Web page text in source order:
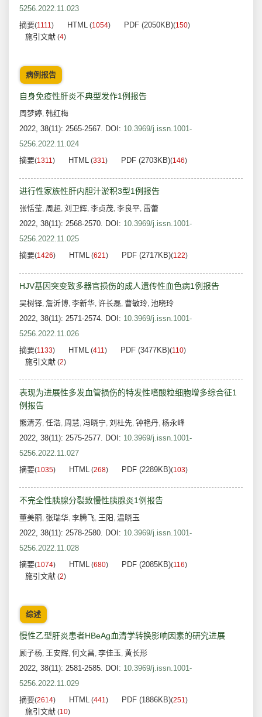
5256.2022.11.023
摘要(1111) HTML (1054) PDF (2050KB)(150)
施引文献 (4)
病例报告
自身免疫性肝炎不典型发作1例报告
周梦婷, 韩红梅
2022, 38(11): 2565-2567. DOI: 10.3969/j.issn.1001-
5256.2022.11.024
摘要(1311) HTML (331) PDF (2703KB)(146)
进行性家族性肝内胆汁淤积3型1例报告
张恬莹, 周超, 刘卫辉, 李贞茂, 李良平, 雷蕾
2022, 38(11): 2568-2570. DOI: 10.3969/j.issn.1001-
5256.2022.11.025
摘要(1426) HTML (621) PDF (2717KB)(122)
HJV基因突变致多器官损伤的成人遗传性血色病1例报告
吴树铎, 詹沂博, 李新华, 许长磊, 曹敏玲, 池晓玲
2022, 38(11): 2571-2574. DOI: 10.3969/j.issn.1001-
5256.2022.11.026
摘要(1133) HTML (411) PDF (3477KB)(110)
施引文献 (2)
表现为进展性多发血管损伤的特发性嗜酸粒细胞增多综合征1
例报告
熊清芳, 任浩, 周慧, 冯晓宁, 刘杜先, 钟艳丹, 杨永峰
2022, 38(11): 2575-2577. DOI: 10.3969/j.issn.1001-
5256.2022.11.027
摘要(1035) HTML (268) PDF (2289KB)(103)
不完全性胰腺分裂致慢性胰腺炎1例报告
董美丽, 张瑞华, 李腾飞, 王阳 , 温晓玉
2022, 38(11): 2578-2580. DOI: 10.3969/j.issn.1001-
5256.2022.11.028
摘要(1074) HTML (680) PDF (2085KB)(116)
施引文献 (2)
综述
慢性乙型肝炎患者HBeAg血清学转换影响因素的研究进展
顾子杨, 王安辉, 何文昌, 李佳玉, 黄长形
2022, 38(11): 2581-2585. DOI: 10.3969/j.issn.1001-
5256.2022.11.029
摘要(2614) HTML (441) PDF (1886KB)(251)
施引文献 (10)